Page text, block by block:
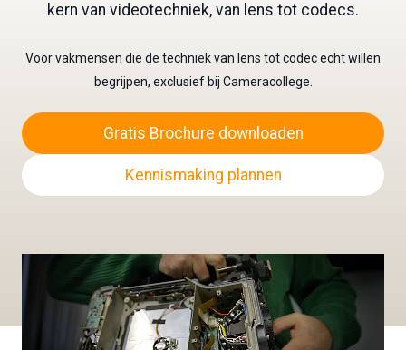
kern van videotechniek, van lens tot codecs.
Voor vakmensen die de techniek van lens tot codec echt willen
begrijpen, exclusief bij Cameracollege.
Gratis Brochure downloaden
Kennismaking plannen